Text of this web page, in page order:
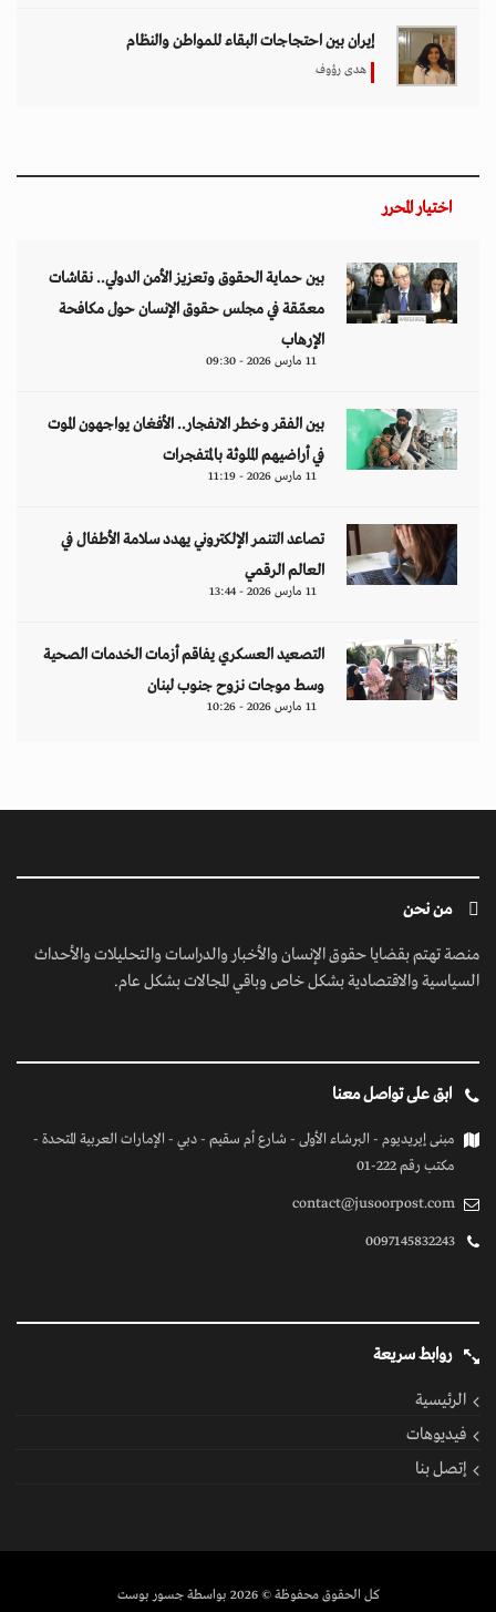
إيران بين احتجاجات البقاء للمواطن والنظام
هدى رؤوف
اختيار المحرر
بين حماية الحقوق وتعزيز الأمن الدولي.. نقاشات
معمّقة في مجلس حقوق الإنسان حول مكافحة
الإرهاب
11 مارس 2026 - 09:30
بين الفقر وخطر الانفجار.. الأفغان يواجهون الموت
في أراضيهم الملوثة بالمتفجرات
11 مارس 2026 - 11:19
تصاعد التنمر الإلكتروني يهدد سلامة الأطفال في
العالم الرقمي
11 مارس 2026 - 13:44
التصعيد العسكري يفاقم أزمات الخدمات الصحية
وسط موجات نزوح جنوب لبنان
11 مارس 2026 - 10:26
من نحن
منصة تهتم بقضايا حقوق الإنسان والأخبار والدراسات والتحليلات والأحداث
السياسية والاقتصادية بشكل خاص وباقي المجالات بشكل عام.
ابق على تواصل معنا
مبنى إيريديوم - البرشاء الأولى - شارع أم سقيم - دبي - الإمارات العربية المتحدة -
مكتب رقم 222-01
contact@jusoorpost.com
0097145832243
روابط سريعة
الرئيسية
فيديوهات
إتصل بنا
كل الحقوق محفوظة© 2026 بواسطة جسور بوست